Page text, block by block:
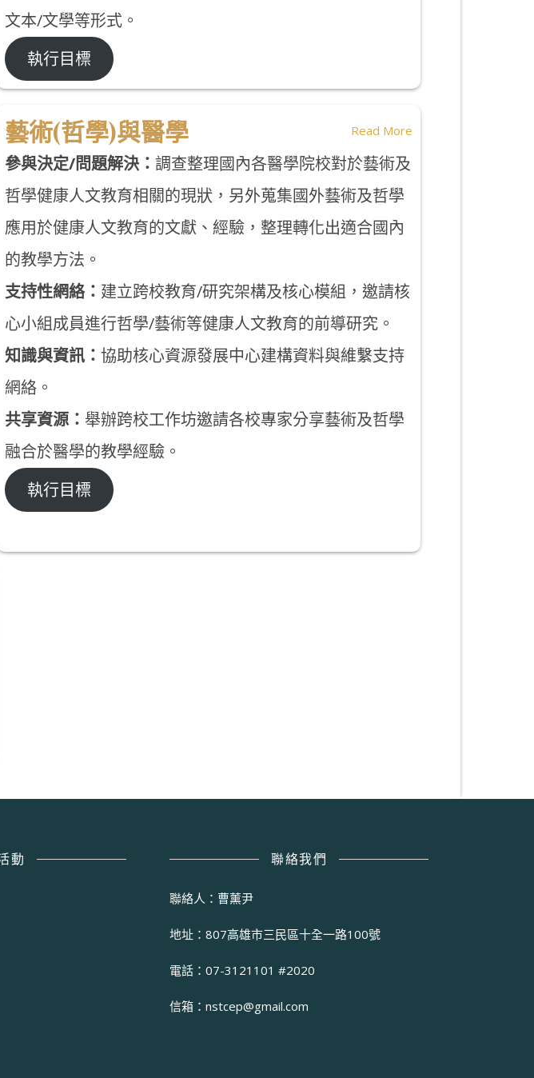
文本/文學等形式。
執行目標
藝術(哲學)與醫學 Read More
參與決定/問題解決： 調查整理國內各醫學院校對於藝術及
哲學健康人文教育相關的現狀，另外蒐集國外藝術及哲學
應用於健康人文教育的文獻、經驗，整理轉化出適合國內
的教學方法。
支持性網絡： 建立跨校教育/研究架構及核心模組，邀請核
心小組成員進行哲學/藝術等健康人文教育的前導研究。
知識與資訊： 協助核心資源發展中心建構資料與維繫支持
網絡。
共享資源： 舉辦跨校工作坊邀請各校專家分享藝術及哲學
融合於醫學的教學經驗。
執行目標
動 聯絡我們
聯絡人：曹薰尹
地址：807高雄市三民區十全一路100號
電話：07-3121101 #2020
信箱： nstcep@gmail.com